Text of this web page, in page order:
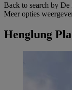
Back to search by De
Meer opties
Henglung